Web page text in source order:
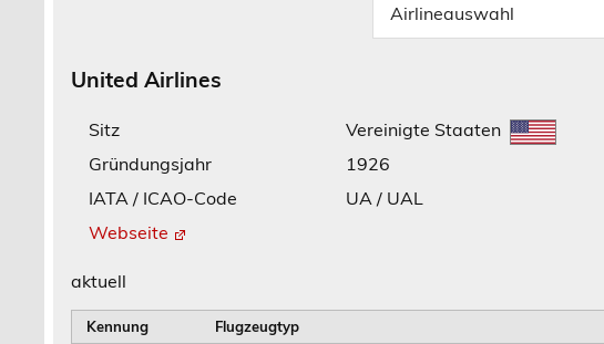
United Airlines
Sitz
Vereinigte Staaten
Gründungsjahr
1926
IATA / ICAO-Code
UA / UAL
Webseite
aktuell
Kennung Flugzeugtyp